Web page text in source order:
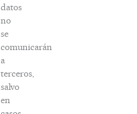
datos
no
se
comunicarán
a
terceros,
salvo
en